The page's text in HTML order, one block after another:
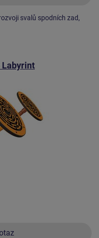
svalů spodních zad,
Labyrint